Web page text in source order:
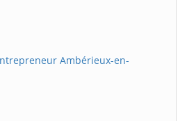
Ambérieux-en-